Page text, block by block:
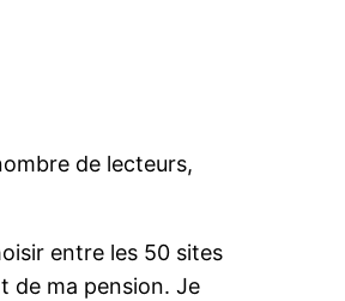
de lecteurs,
entre les 50 sites
de ma pension. Je